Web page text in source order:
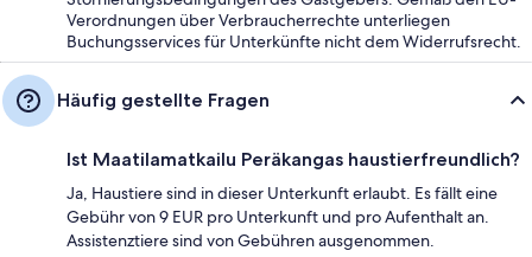
Verordnungen über Verbraucherrechte unterliegen
Buchungsservices für Unterkünfte nicht dem Widerrufsrecht.
Häufig gestellte Fragen
Ist Maatilamatkailu Peräkangas haustierfreundlich?
Ja, Haustiere sind in dieser Unterkunft erlaubt. Es fällt eine
Gebühr von 9 EUR pro Unterkunft und pro Aufenthalt an.
Assistenztiere sind von Gebühren ausgenommen.